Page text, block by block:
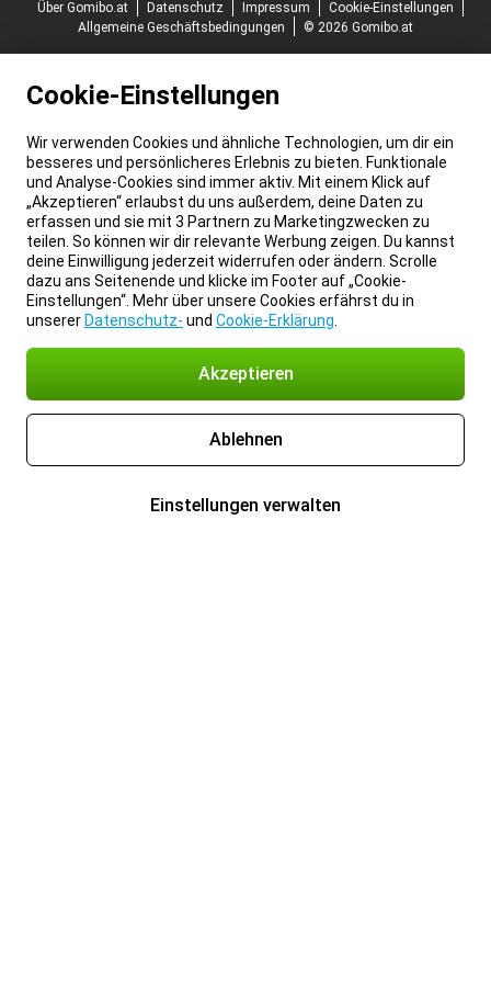
Über Gomibo.at
Datenschutz Impressum
Cookie-Einstellungen
Allgemeine Geschäftsbedingungen
© 2026 Gomibo.at
Cookie-Einstellungen
Wir verwenden Cookies und ähnliche Technologien, um dir ein
besseres und persönlicheres Erlebnis zu bieten. Funktionale
und Analyse-Cookies sind immer aktiv. Mit einem Klick auf
„Akzeptieren“ erlaubst du uns außerdem, deine Daten zu
erfassen und sie mit 3 Partnern zu Marketingzwecken zu
teilen. So können wir dir relevante Werbung zeigen. Du kannst
deine Einwilligung jederzeit widerrufen oder ändern. Scrolle
dazu ans Seitenende und klicke im Footer auf „Cookie-
Einstellungen“. Mehr über unsere Cookies erfährst du in
unserer Datenschutz- und Cookie-Erklärung
Akzeptieren
Ablehnen
Einstellungen verwalten